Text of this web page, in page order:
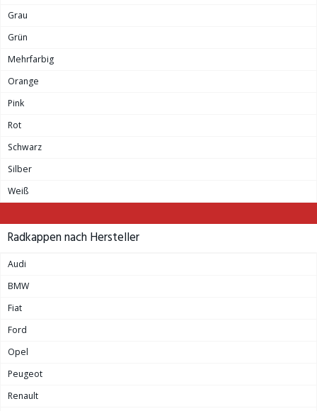
Grau
Grün
Mehrfarbig
Orange
Pink
Rot
Schwarz
Silber
Weiß
Radkappen nach Hersteller
Audi
BMW
Fiat
Ford
Opel
Peugeot
Renault